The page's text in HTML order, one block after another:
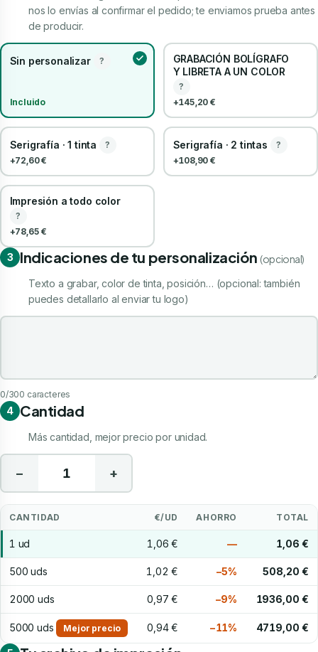
nos lo envías al confirmar el pedido; te enviamos prueba antes
de producir.
Sin personalizar ?
Incluido
GRABACIÓN BOLÍGRAFO
Y LIBRETA A UN COLOR
?
+145,20 €
Serigrafía · 1 tinta
?
+72,60 €
Serigrafía · 2 tintas
?
+108,90 €
Impresión a todo color
?
+78,65 €
3 Indicaciones de tu personalización (opcional)
Texto a grabar, color de tinta, posición… (opcional: también
puedes detallarlo al enviar tu logo)
Indicaciones de tu personalización
0/300 caracteres
4 Cantidad
Más cantidad, mejor precio por unidad.
− +
CANTIDAD €/UD AHORRO TOTAL
1 ud 1,06 € — 1,06 €
500 uds 1,02 € −5% 508,20 €
2000 uds 0,97 € −9% 1936,00 €
5000 uds Mejor precio 0,94 € −11% 4719,00 €